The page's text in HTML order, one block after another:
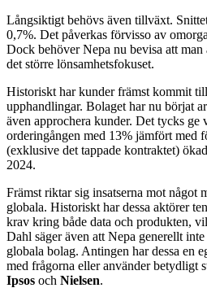
Långsiktigt behövs även tillväxt.
0,7%. Det påverkas förvisso av
Dock behöver Nepa nu bevisa att
det större lönsamhetsfokuset.
Historiskt har kunder främst kommit
upphandlingar. Bolaget har nu börjat
även approchera kunder. Det tycks ge
orderingången med 13% jämfört med
(exklusive det tappade kontraktet)
2024.
Främst riktar sig insatserna mot något
globala. Historiskt har dessa aktörer
krav kring både data och produkten,
Dahl säger även att Nepa generellt
globala bolag. Antingen har dessa en
med frågorna eller använder betydligt
Ipsos och Nielsen.